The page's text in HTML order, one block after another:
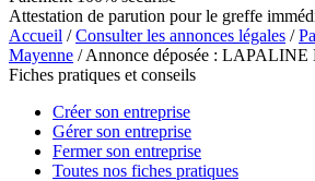
Attestation de parution pour le greffe
Accueil /Consulter les annonces légales /
Mayenne / Annonce déposée :
Fiches pratiques et conseils
Créer son entreprise
Gérer son entreprise
Fermer son entreprise
Toutes nos fiches pratiques